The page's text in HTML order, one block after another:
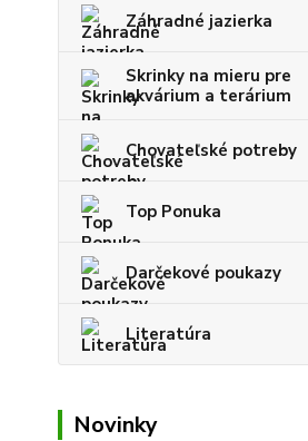
Záhradné jazierka
Skrinky na mieru pre
akvárium a terárium
Chovateľské potreby
Top Ponuka
Darčekové poukazy
Literatúra
Novinky